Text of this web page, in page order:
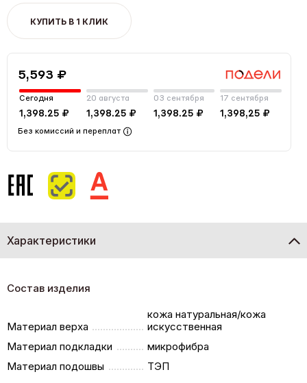
КУПИТЬ В 1 КЛИК
5,593 ₽
Сегодня
1,398.25 ₽
20 августа
1,398.25 ₽
03 сентября
1,398.25 ₽
17 сентября
1,398,25 ₽
Без комиссий и переплат
Характеристики
Состав изделия
Материал верха
кожа натуральная/кожа
искусственная
Материал подкладки
микрофибра
Материал подошвы
ТЭП